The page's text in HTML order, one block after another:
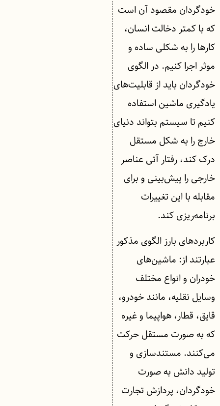
خودگردان مقصود آن است
که با کمتر دخالت انسان،
کارها را به شکلی ساده و
موثر اجرا کنیم. در الگوی
خودگردان باید از قابلیت‌های
یادگیری ماشین استفاده
کنیم تا سیستم بتواند دنیای
خارج را به شکل مستقل
درک کند، رفتار آتی عناصر
خارجی را پیش‌بینی و برای
مقابله با این تغییرات
برنامه‌ریزی کند.
کاربردهای بارز الگوی مذکور
عبارتند از: ماشین‌های
خودران و انواع مختلف
وسایل نقلیه، مانند خودرو،
قایق، قطار، هواپیما و غیره
که به صورت مستقل حرکت
می‌کنند. مستندسازی و
تولید دانش به صورت
خودگردان، پردازش تجارت